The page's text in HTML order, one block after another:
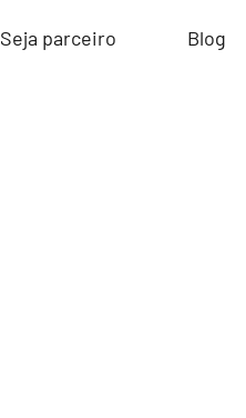
Seja parceiro Blog